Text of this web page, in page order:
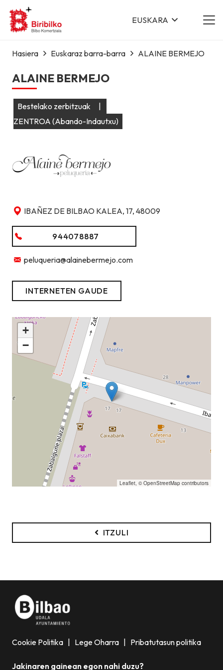
EUSKARA
Hasiera Euskaraz barra-barra ALAINE BERMEJO
ALAINE BERMEJO
Bestelako zerbitzuak
|
ZENTROA (Abando-Indautxu)
IBAÑEZ DE BILBAO KALEA, 17, 48009
944078887
peluqueria@alainebermejo.com
INTERNETEN GAUDE
+
−
Leaflet, ©OpenStreetMap contributors
ITZULI
Cookie Politika | Lege Oharra | Pribatutasun politika
Jakinaren gainean egon nahi duzu?